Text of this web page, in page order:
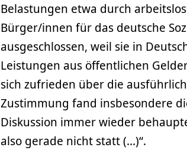
Belastungen etwa durch
Bürger/innen für das deutsche
ausgeschlossen, weil sie in
Leistungen aus öffentlichen
sich zufrieden über die
Zustimmung fand insbesondere
Diskussion immer wieder
also gerade nicht statt (...)“.